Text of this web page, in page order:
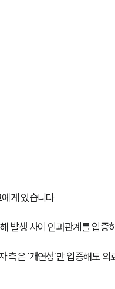
게 있습니다.
발생 사이 인과관계를 입증
측은 ‘개연성’만 입증해도